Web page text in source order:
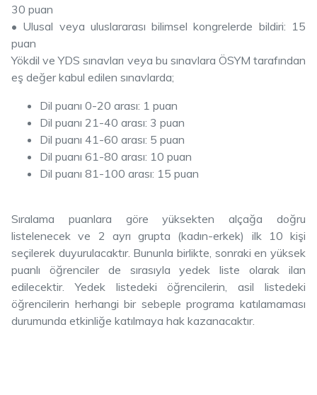
30 puan
• Ulusal veya uluslararası bilimsel kongrelerde bildiri: 15
puan
Yökdil ve YDS sınavları veya bu sınavlara ÖSYM tarafından
eş değer kabul edilen sınavlarda;
Dil puanı 0-20 arası: 1 puan
Dil puanı 21-40 arası: 3 puan
Dil puanı 41-60 arası: 5 puan
Dil puanı 61-80 arası: 10 puan
Dil puanı 81-100 arası: 15 puan
Sıralama puanlara göre yüksekten alçağa doğru
listelenecek ve 2 ayrı grupta (kadın-erkek) ilk 10 kişi
seçilerek duyurulacaktır. Bununla birlikte, sonraki en yüksek
puanlı öğrenciler de sırasıyla yedek liste olarak ilan
edilecektir. Yedek listedeki öğrencilerin, asil listedeki
öğrencilerin herhangi bir sebeple programa katılamaması
durumunda etkinliğe katılmaya hak kazanacaktır.